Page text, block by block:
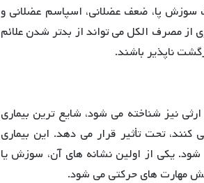
پا، ضعف عضلانی، اسپاسم عضلانی و
از مصرف الکل می تواند از بدتر شدن علائم
ناپذیر باشند.
نیز شناخته می شود، شایع ترین بیماری
تحت تأثیر قرار می دهد. این بیماری
یکی از اولین نشانه های آن، سوزش یا
مهارت های حرکتی می شود.